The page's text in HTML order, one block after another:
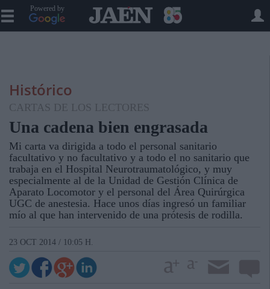
Powered by
Histórico
CARTAS DE LOS LECTORES
Una cadena bien engrasada
Mi carta va dirigida a todo el personal sanitario
facultativo y no facultativo y a todo el no sanitario que
trabaja en el Hospital Neurotraumatológico, y muy
especialmente al de la Unidad de Gestión Clínica de
Aparato Locomotor y el personal del Área Quirúrgica
UGC de anestesia. Hace unos días ingresó un familiar
mío al que han intervenido de una prótesis de rodilla.
23 OCT 2014 / 10:05 H.